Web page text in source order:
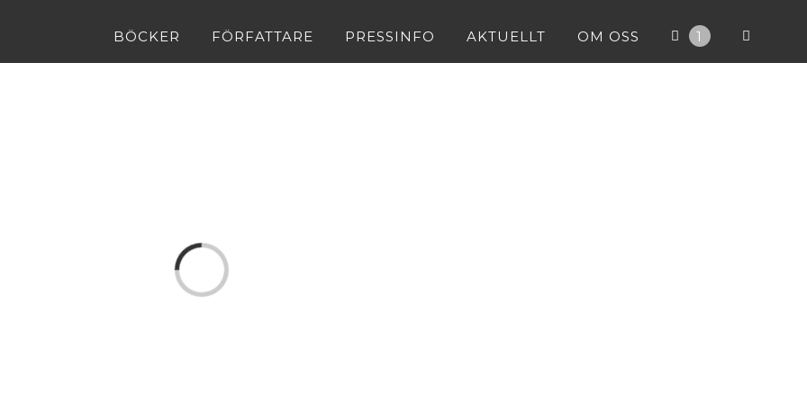
BÖCKER FÖRFATTARE PRESSINFO AKTUELLT OM OSS 1
Loading...